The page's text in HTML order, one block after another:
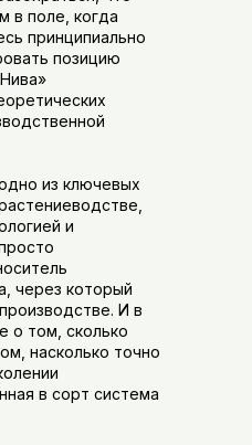
в поле, когда
принципиально
позицию
из ключевых
и
через который
И в
о том, сколько
насколько точно
в сорт система